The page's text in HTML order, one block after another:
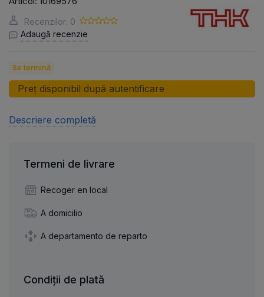
Recenzilor: 0
Adaugă recenzie
Se termină
Preț disponibil după autentificare
Descriere completă
Termeni de livrare
Recoger en local
A domicilio
A departamento de reparto
Condiții de plată